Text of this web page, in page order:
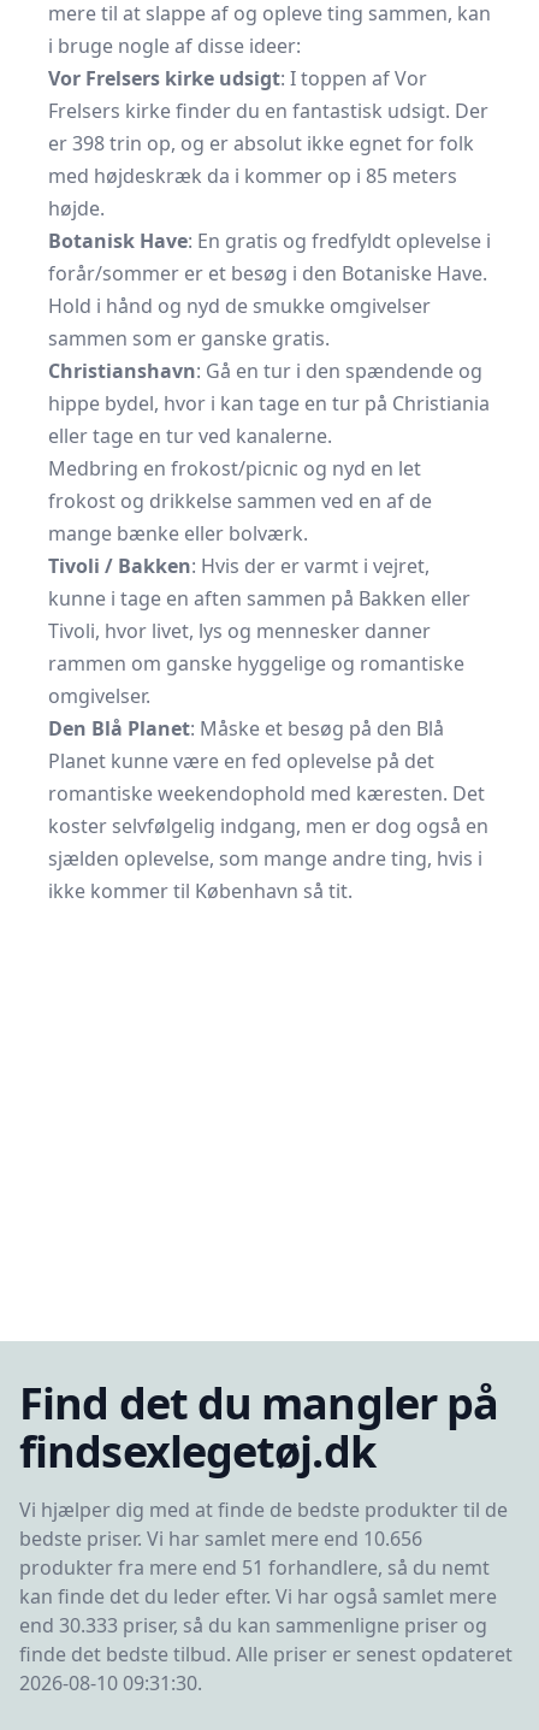
mere til at slappe af og opleve ting sammen, kan
i bruge nogle af disse ideer:
Vor Frelsers kirke udsigt: I toppen af Vor
Frelsers kirke finder du en fantastisk udsigt. Der
er 398 trin op, og er absolut ikke egnet for folk
med højdeskræk da i kommer op i 85 meters
højde.
Botanisk Have: En gratis og fredfyldt oplevelse i
forår/sommer er et besøg i den Botaniske Have.
Hold i hånd og nyd de smukke omgivelser
sammen som er ganske gratis.
Christianshavn: Gå en tur i den spændende og
hippe bydel, hvor i kan tage en tur på Christiania
eller tage en tur ved kanalerne.
Medbring en frokost/picnic og nyd en let
frokost og drikkelse sammen ved en af de
mange bænke eller bolværk.
Tivoli / Bakken: Hvis der er varmt i vejret,
kunne i tage en aften sammen på Bakken eller
Tivoli, hvor livet, lys og mennesker danner
rammen om ganske hyggelige og romantiske
omgivelser.
Den Blå Planet: Måske et besøg på den Blå
Planet kunne være en fed oplevelse på det
romantiske weekendophold med kæresten. Det
koster selvfølgelig indgang, men er dog også en
sjælden oplevelse, som mange andre ting, hvis i
ikke kommer til København så tit.
Find det du mangler på
findsexlegetøj.dk
Vi hjælper dig med at finde de bedste produkter til de
bedste priser. Vi har samlet mere end 10.656
produkter fra mere end 51 forhandlere, så du nemt
kan finde det du leder efter. Vi har også samlet mere
end 30.333 priser, så du kan sammenligne priser og
finde det bedste tilbud. Alle priser er senest opdateret
2026-08-10 09:31:30.